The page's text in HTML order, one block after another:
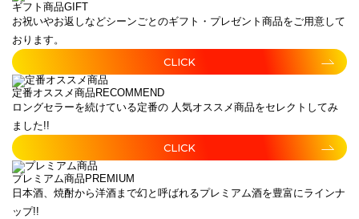
ギフト商品GIFT
お祝いやお返しなどシーンごとのギフト・プレゼント商品をご用意して
おります。
CLICK
定番オススメ商品 RECOMMEND
ロングセラーを続けている定番の 人気オススメ商品をセレクトしてみ
ました!!
CLICK
プレミアム商品 PREMIUM
日本酒、焼酎から洋酒まで幻と呼ばれるプレミアム酒を豊富にラインナ
ップ!!